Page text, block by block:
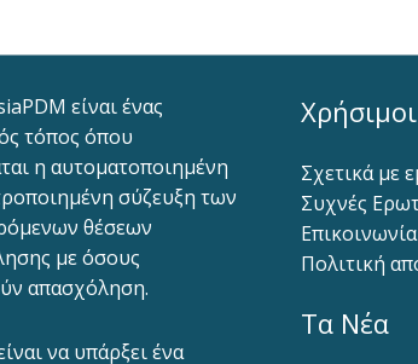
είναι ένας
τόπος όπου
η αυτοματοποιημένη
σύζευξη των
θέσεων
με όσους
απασχόληση.
να υπάρξει ένα
Σχετικά με
Συχνές
Επικοινωνία
Πολιτική
Τα Νέα